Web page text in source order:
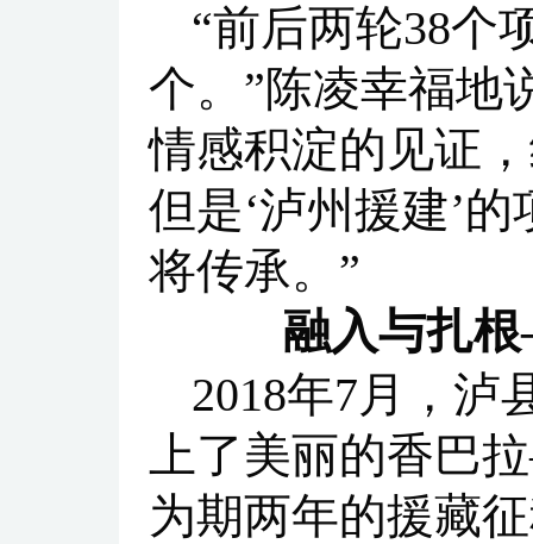
“前后两轮38个
个。”陈凌幸福地
情感积淀的见证
但是‘泸州援建’
将传承。”
融入与扎
2018年7月，泸
上了美丽的香巴
为期两年的援藏